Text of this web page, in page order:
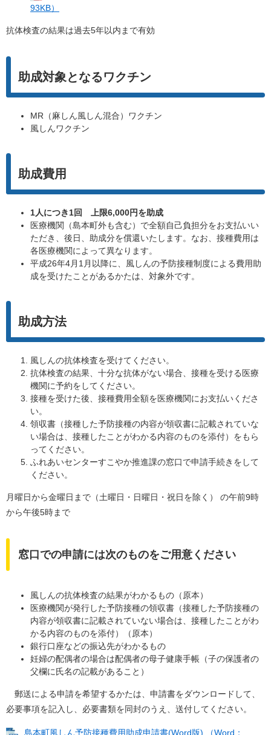
93KB）
抗体検査の結果は過去5年以内まで有効
助成対象となるワクチン
MR（麻しん風しん混合）ワクチン
風しんワクチン
助成費用
1人につき1回 上限6,000円を助成
医療機関（島本町外も含む）で全額自己負担分をお支払いい
ただき、後日、助成分を償還いたします。なお、接種費用は
各医療機関によって異なります。
平成26年4月1月以降に、風しんの予防接種制度による費用助
成を受けたことがあるかたは、対象外です。
助成方法
風しんの抗体検査を受けてください。
抗体検査の結果、十分な抗体がない場合、接種を受ける医療
機関に予約をしてください。
接種を受けた後、接種費用全額を医療機関にお支払いくださ
い。
領収書（接種した予防接種の内容が領収書に記載されていな
い場合は、接種したことがわかる内容のものを添付）をもら
ってください。
ふれあいセンターすこやか推進課の窓口で申請手続きをして
ください。
月曜日から金曜日まで（土曜日・日曜日・祝日を除く） の午前9時
から午後5時まで
窓口での申請には次のものをご用意ください
風しんの抗体検査の結果がわかるもの（原本）
医療機関が発行した予防接種の領収書（接種した予防接種の
内容が領収書に記載されていない場合は、接種したことがわ
かる内容のものを添付）（原本）
銀行口座などの振込先がわかるもの
妊婦の配偶者の場合は配偶者の母子健康手帳（子の保護者の
父欄に氏名の記載があること）
郵送による申請を希望するかたは、申請書をダウンロードして、
必要事項を記入し、必要書類を同封のうえ、送付してください。
島本町風しん予防接種費用助成申請書(Word版) （Word：